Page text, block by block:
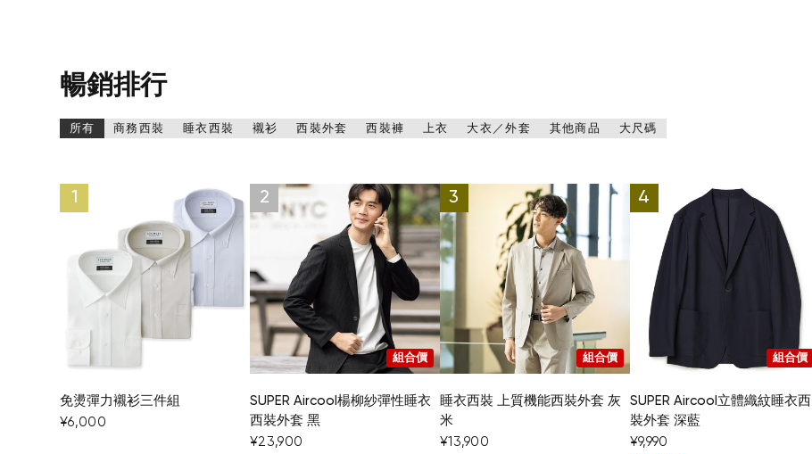
暢銷排行
所有 商務西裝 睡衣西裝 襯衫 西裝外套 西裝褲 上衣 大衣／外套 其他商品 大尺碼
免燙彈力襯衫三件組
¥6,000
組合價
SUPER Aircool楊柳紗彈性睡衣
西裝外套 黑
¥23,900
組合價
睡衣西裝 上質機能西裝外套 灰
米
¥13,900
組合價
SUPER Aircool立體織紋睡衣西
裝外套 深藍
¥9,990